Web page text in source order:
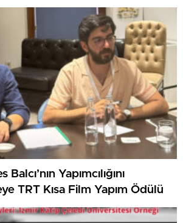
Yapımcılığını
TRT Kısa Film Yapım Ödülü